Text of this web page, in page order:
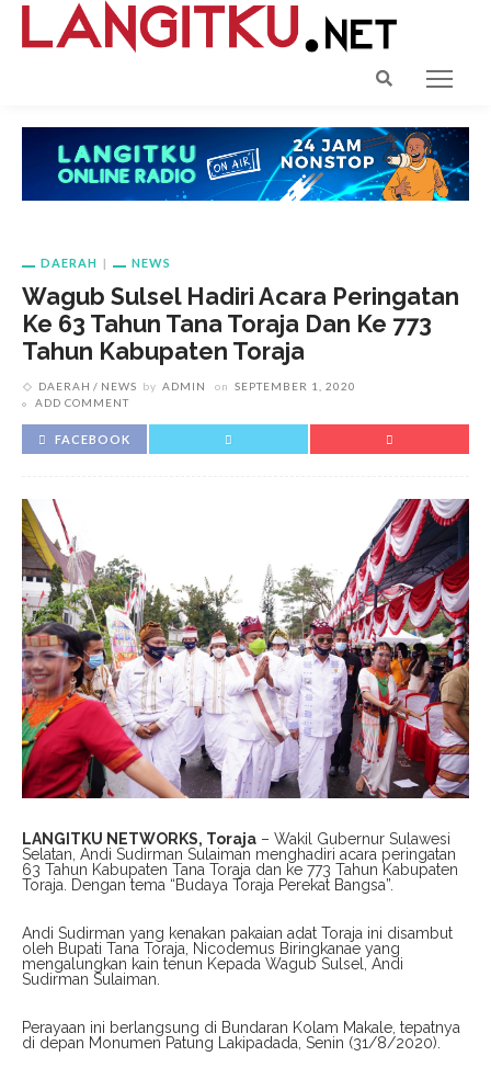
DAERAH NEWS
Wagub Sulsel Hadiri Acara Peringatan
Ke 63 Tahun Tana Toraja Dan Ke 773
Tahun Kabupaten Toraja
DAERAH NEWS by ADMIN on SEPTEMBER 1, 2020
ADD COMMENT
FACEBOOK
LANGITKU NETWORKS, Toraja – Wakil Gubernur Sulawesi
Selatan, Andi Sudirman Sulaiman menghadiri acara peringatan
63 Tahun Kabupaten Tana Toraja dan ke 773 Tahun Kabupaten
Toraja. Dengan tema “Budaya Toraja Perekat Bangsa”.
Andi Sudirman yang kenakan pakaian adat Toraja ini disambut
oleh Bupati Tana Toraja, Nicodemus Biringkanae yang
mengalungkan kain tenun Kepada Wagub Sulsel, Andi
Sudirman Sulaiman.
Perayaan ini berlangsung di Bundaran Kolam Makale, tepatnya
di depan Monumen Patung Lakipadada, Senin (31/8/2020).